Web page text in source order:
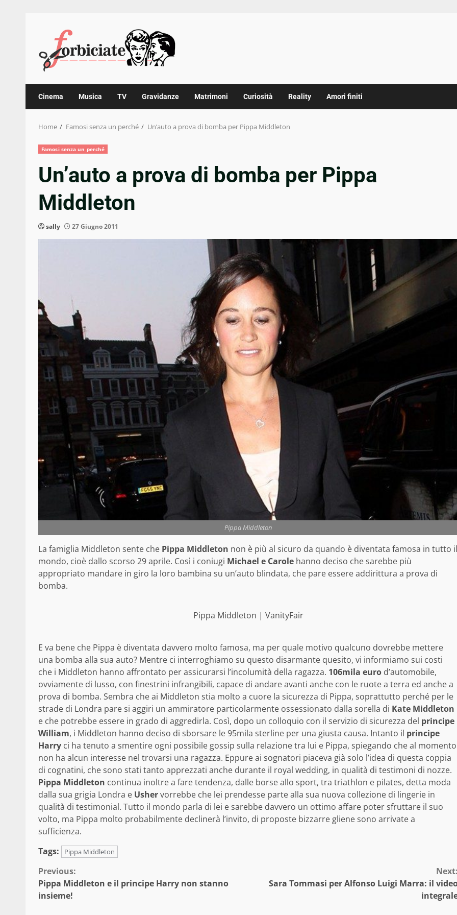
content
Cinema Musica TV Gravidanze Matrimoni Curiosità Reality Amori finiti
Home Famosi senza un perché Un’auto a prova di bomba per Pippa Middleton
Famosi senza un perché
Un’auto a prova di bomba per Pippa
Middleton
sally 27 Giugno 2011
Pippa Middleton
La famiglia Middleton sente che Pippa Middleton non è più al sicuro da quando è diventata famosa in tutto il
mondo, cioè dallo scorso 29 aprile. Così i coniugi Michael e Carole hanno deciso che sarebbe più
appropriato mandare in giro la loro bambina su un’auto blindata, che pare essere addirittura a prova di
bomba.
Pippa Middleton | VanityFair
E va bene che Pippa è diventata davvero molto famosa, ma per quale motivo qualcuno dovrebbe mettere
una bomba alla sua auto? Mentre ci interroghiamo su questo disarmante quesito, vi informiamo sui costi
che i Middleton hanno affrontato per assicurarsi l’incolumità della ragazza. 106mila euro d’automobile,
ovviamente di lusso, con finestrini infrangibili, capace di andare avanti anche con le ruote a terra ed anche a
prova di bomba. Sembra che ai Middleton stia molto a cuore la sicurezza di Pippa, soprattutto perché per le
strade di Londra pare si aggiri un ammiratore particolarmente ossessionato dalla sorella di Kate Middleton
e che potrebbe essere in grado di aggredirla. Così, dopo un colloquio con il servizio di sicurezza del principe
William, i Middleton hanno deciso di sborsare le 95mila sterline per una giusta causa. Intanto il principe
Harry ci ha tenuto a smentire ogni possibile gossip sulla relazione tra lui e Pippa, spiegando che al momento
non ha alcun interesse nel trovarsi una ragazza. Eppure ai sognatori piaceva già solo l’idea di questa coppia
di cognatini, che sono stati tanto apprezzati anche durante il royal wedding, in qualità di testimoni di nozze.
Pippa Middleton continua inoltre a fare tendenza, dalle borse allo sport, tra triathlon e pilates, detta moda
dalla sua grigia Londra e Ushervorrebbe che lei prendesse parte alla sua nuova collezione di lingerie in
qualità di testimonial. Tutto il mondo parla di lei e sarebbe davvero un ottimo affare poter sfruttare il suo
volto, ma Pippa molto probabilmente declinerà l’invito, di proposte bizzarre gliene sono arrivate a
sufficienza.
Tags:
Pippa Middleton
Continue
Reading
Previous:
Pippa Middleton e il principe Harry non stanno
insieme!
Sara Tommasi per Alfonso Luigi Marra: il